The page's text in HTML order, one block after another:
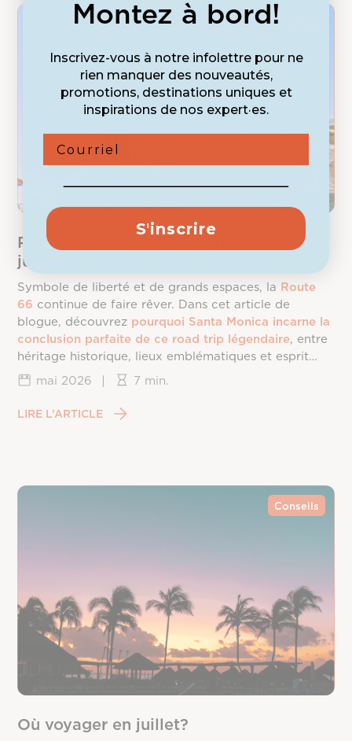
Destinations Inspiration
Route 66: le road trip mythique
jusqu’aux plages de Santa Monica
Symbole de liberté et de grands espaces, la Route
66 continue de faire rêver. Dans cet article de
blogue, découvrez pourquoi Santa Monica incarne la
conclusion parfaite de ce road trip légendaire, entre
héritage historique, lieux emblématiques et esprit
californien.
mai 2026 | 7 min.
LIRE L’ARTICLE
Conseils
Où voyager en juillet?
Montez à bord!
Inscrivez-vous à notre infolettre pour ne
rien manquer des nouveautés,
promotions, destinations uniques et
inspirations de nos expert·es.
Courriel
S'inscrire